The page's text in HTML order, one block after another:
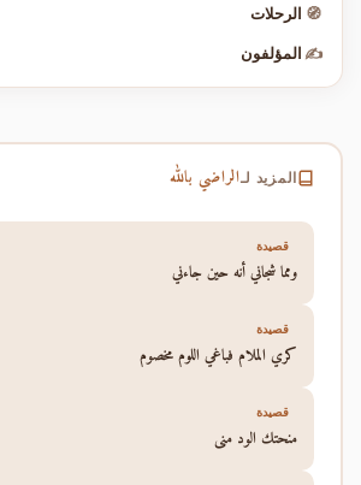
🧭 الرحلات
✍️ المؤلفون
المزيد لـالراضي بالله
قصيدة
ومما شجاني أنه حين جاءني
قصيدة
كري الملام فباغي اللوم مخصوم
قصيدة
منحتك الود مني